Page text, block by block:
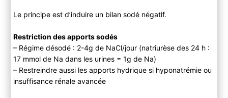
Le principe est d’induire un bilan sodé négatif.
Restriction des apports sodés
– Régime désodé : 2-4g de NaCl/jour (natriurèse des 24 h :
17 mmol de Na dans les urines = 1g de Na)
– Restreindre aussi les apports hydrique si hyponatrémie ou
insuffisance rénale avancée